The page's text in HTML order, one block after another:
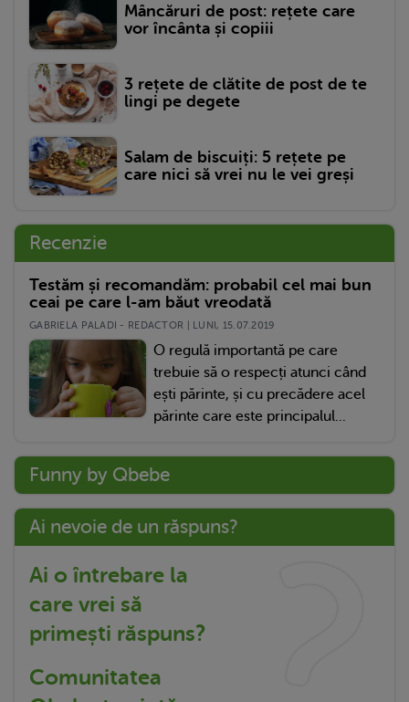
Mâncăruri de post: rețete care
vor încânta și copiii
3 rețete de clătite de post de te
lingi pe degete
Salam de biscuiți: 5 rețete pe
care nici să vrei nu le vei greși
Recenzie
Testăm și recomandăm: probabil cel mai bun
ceai pe care l-am băut vreodată
GABRIELA PALADI - REDACTOR | LUNI, 15.07.2019
O regulă importantă pe care
trebuie să o respecți atunci când
ești părinte, și cu precădere acel
părinte care este principalul...
Funny by Qbebe
Ai nevoie de un răspuns?
Ai o întrebare la
care vrei să
primești răspuns?
Comunitatea